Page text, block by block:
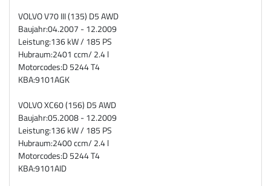
VOLVO V70 III (135) D5 AWD
Baujahr:04.2007 - 12.2009
Leistung:136 kW / 185 PS
Hubraum:2401 ccm/ 2.4 l
Motorcodes:D 5244 T4
KBA:9101AGK
VOLVO XC60 (156) D5 AWD
Baujahr:05.2008 - 12.2009
Leistung:136 kW / 185 PS
Hubraum:2400 ccm/ 2.4 l
Motorcodes:D 5244 T4
KBA:9101AID